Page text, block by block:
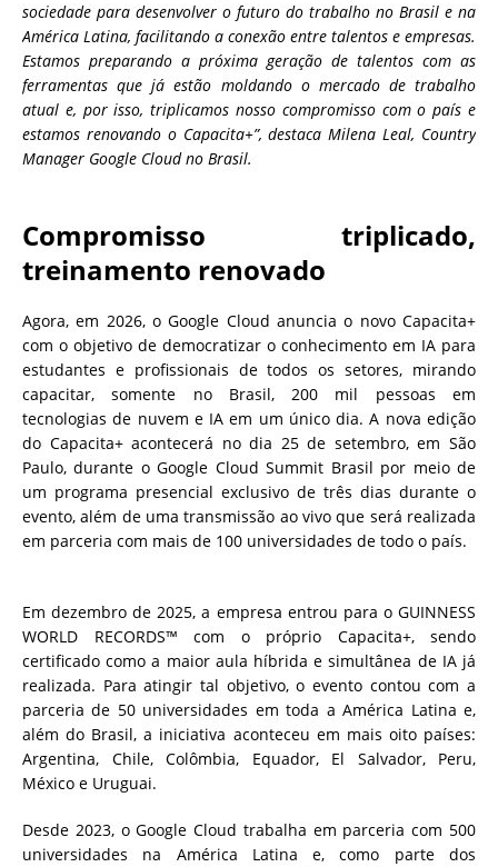
sociedade para desenvolver o futuro do trabalho no Brasil e na
América Latina, facilitando a conexão entre talentos e empresas.
Estamos preparando a próxima geração de talentos com as
ferramentas que já estão moldando o mercado de trabalho
atual e, por isso, triplicamos nosso compromisso com o país e
estamos renovando o Capacita+”, destaca Milena Leal, Country
Manager Google Cloud no Brasil.
Compromisso triplicado,
treinamento renovado
Agora, em 2026, o Google Cloud anuncia o novo Capacita+
com o objetivo de democratizar o conhecimento em IA para
estudantes e profissionais de todos os setores, mirando
capacitar, somente no Brasil, 200 mil pessoas em
tecnologias de nuvem e IA em um único dia. A nova edição
do Capacita+ acontecerá no dia 25 de setembro, em São
Paulo, durante o Google Cloud Summit Brasil por meio de
um programa presencial exclusivo de três dias durante o
evento, além de uma transmissão ao vivo que será realizada
em parceria com mais de 100 universidades de todo o país.
Em dezembro de 2025, a empresa entrou para o GUINNESS
WORLD RECORDS™ com o próprio Capacita+, sendo
certificado como a maior aula híbrida e simultânea de IA já
realizada. Para atingir tal objetivo, o evento contou com a
parceria de 50 universidades em toda a América Latina e,
além do Brasil, a iniciativa aconteceu em mais oito países:
Argentina, Chile, Colômbia, Equador, El Salvador, Peru,
México e Uruguai.
Desde 2023, o Google Cloud trabalha em parceria com 500
universidades na América Latina e, como parte dos